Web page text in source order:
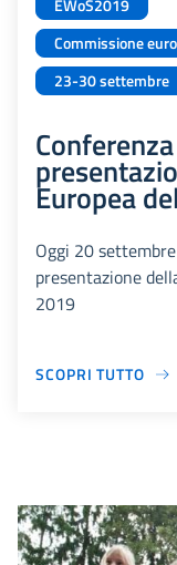
EWoS2019
Commissione
23-30 settembre
Europea
Oggi 20
presentazione
2019
SCOPRI TUTTO